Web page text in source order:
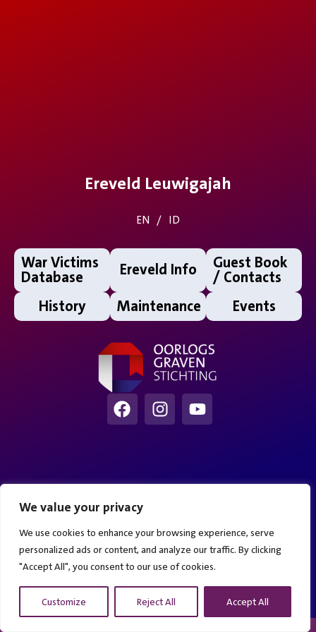
We value your privacy
We use cookies to enhance your browsing experience, serve
personalized ads or content, and analyze our traffic. By clicking
"Accept All", you consent to our use of cookies.
Customize Reject All Accept All
Ereveld Leuwigajah
EN / ID
War Victims
Database Ereveld Info Guest Book
/ Contacts
History
Maintenance Events